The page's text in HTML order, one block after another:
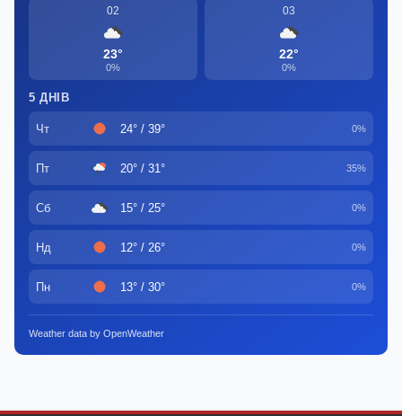
02
23°
0%
03
22°
0%
5 ДНІВ
Чт 24° / 39° 0%
Пт 20° / 31° 35%
Сб 15° / 25° 0%
Нд 12° / 26° 0%
Пн 13° / 30° 0%
Weather data by OpenWeather